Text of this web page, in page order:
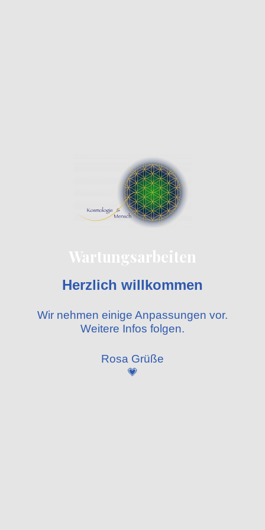
Wartungsarbeiten
Herzlich willkommen
Wir nehmen einige Anpassungen vor.
Weitere Infos folgen.
Rosa Grüße
💗